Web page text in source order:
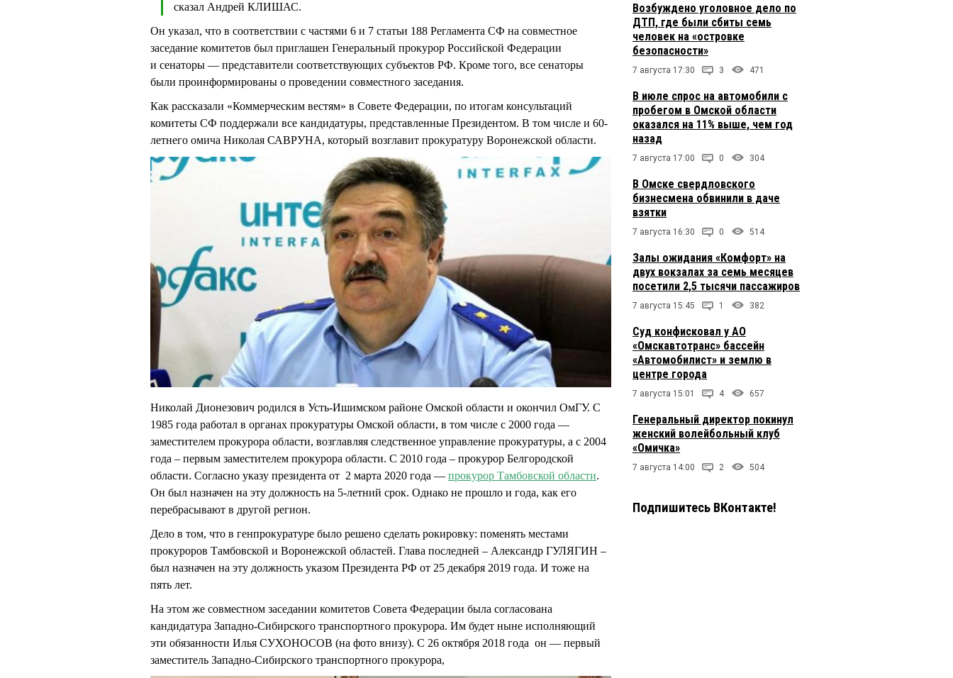
сказал Андрей КЛИШАС.
Он указал, что в соответствии с частями 6 и 7 статьи 188 Регламента СФ на совместное
заседание комитетов был приглашен Генеральный прокурор Российской Федерации
и сенаторы — представители соответствующих субъектов РФ. Кроме того, все сенаторы
были проинформированы о проведении совместного заседания.
Как рассказали «Коммерческим вестям» в Совете Федерации, по итогам консультаций
комитеты СФ поддержали все кандидатуры, представленные Президентом. В том числе и 60-
летнего омича Николая САВРУНА, который возглавит прокуратуру Воронежской области.
Николай Дионезович родился в Усть-Ишимском районе Омской области и окончил ОмГУ. С
1985 года работал в органах прокуратуры Омской области, в том числе с 2000 года —
заместителем прокурора области, возглавляя следственное управление прокуратуры, а с 2004
года – первым заместителем прокурора области. С 2010 года – прокурор Белгородской
области. Согласно указу президента от 2 марта 2020 года — прокурор Тамбовской области.
Он был назначен на эту должность на 5-летний срок. Однако не прошло и года, как его
перебрасывают в другой регион.
Дело в том, что в генпрокуратуре было решено сделать рокировку: поменять местами
прокуроров Тамбовской и Воронежской областей. Глава последней – Александр ГУЛЯГИН –
был назначен на эту должность указом Президента РФ от 25 декабря 2019 года. И тоже на
пять лет.
На этом же совместном заседании комитетов Совета Федерации была согласована
кандидатура Западно-Сибирского транспортного прокурора. Им будет ныне исполняющий
эти обязанности Илья СУХОНОСОВ (на фото внизу). С 26 октября 2018 года он — первый
заместитель Западно-Сибирского транспортного прокурора,
Возбуждено уголовное дело по
ДТП, где были сбиты семь
человек на «островке
безопасности»
7 августа 17:30 3 471
В июле спрос на автомобили с
пробегом в Омской области
оказался на 11% выше, чем год
назад
7 августа 17:00 0 304
В Омске свердловского
бизнесмена обвинили в даче
взятки
7 августа 16:30 0 514
Залы ожидания «Комфорт» на
двух вокзалах за семь месяцев
посетили 2,5 тысячи пассажиров
7 августа 15:45 1 382
Суд конфисковал у АО
«Омскавтотранс» бассейн
«Автомобилист» и землю в
центре города
7 августа 15:01 4 657
Генеральный директор покинул
женский волейбольный клуб
«Омичка»
7 августа 14:00 2 504
Подпишитесь ВКонтакте!